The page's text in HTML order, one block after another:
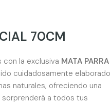
70CM
la exclusiva MATA PARRA
cuidadosamente elaborado
naturales, ofreciendo una
a todos tus